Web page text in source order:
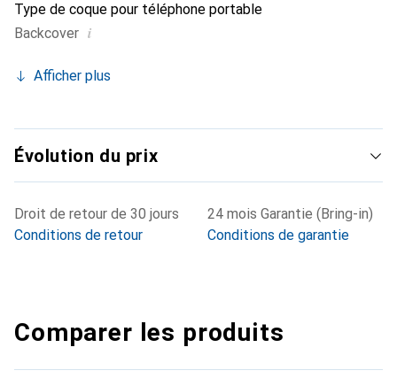
Type de coque pour téléphone portable
Backcover i
Afficher plus
Évolution du prix
Droit de retour de 30 jours
Conditions de retour
24 mois Garantie (Bring-in)
Conditions de garantie
Comparer les produits